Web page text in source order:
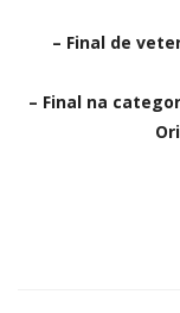
– Final de
– Final na